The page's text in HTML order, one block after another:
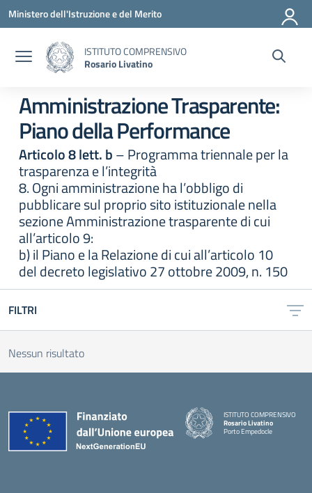
Vai ai contenuti
Vai al menu di navigazione
Vai al footer
Ministero dell'Istruzione e del Merito
ISTITUTO COMPRENSIVO
Rosario Livatino
Amministrazione Trasparente:
Piano della Performance
Articolo 8 lett. b– Programma triennale per la
trasparenza e l’integrità
8. Ogni amministrazione ha l’obbligo di
pubblicare sul proprio sito istituzionale nella
sezione Amministrazione trasparente di cui
all’articolo 9:
b) il Piano e la Relazione di cui all’articolo 10
del decreto legislativo 27 ottobre 2009, n. 150
FILTRI
Nessun risultato
ISTITUTO COMPRENSIVO
Rosario Livatino
Porto Empedocle